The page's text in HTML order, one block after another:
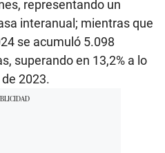
representando un
interanual; mientras que
se acumuló 5.098
superando en 13,2% a lo
2023.